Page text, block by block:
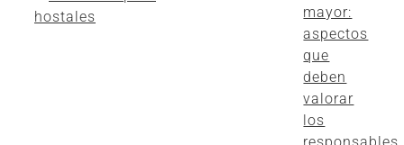
mayor:
aspectos
que
deben
valorar
los